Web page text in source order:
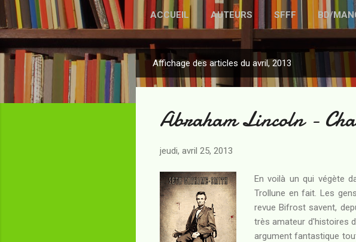
ACCUEIL AUTEURS SFFF BD/
r
Affichage des articles du avril, 2013
Abraham Lincoln -
jeudi, avril 25, 2013
En voilà un qui végète
Trollune en fait. Les
revue Bifrost savent,
très amateur d'histoires
argument fantastique